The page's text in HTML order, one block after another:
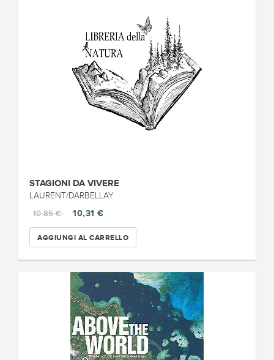
STAGIONI DA VIVERE
LAURENT/DARBELLAY
10,85 €
10,31 €
AGGIUNGI AL CARRELLO